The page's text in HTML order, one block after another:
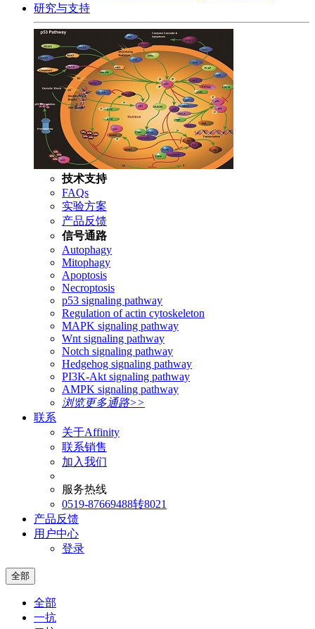
研究与支持
技术支持
FAQs
实验方案
产品反馈
信号通路
Autophagy
Mitophagy
Apoptosis
Necroptosis
p53 signaling pathway
Regulation of actin cytoskeleton
MAPK signaling pathway
Wnt signaling pathway
Notch signaling pathway
Hedgehog signaling pathway
PI3K-Akt signaling pathway
AMPK signaling pathway
浏览更多通路>>
联系
关于Affinity
联系销售
加入我们
服务热线
0519-87669488转8021
产品反馈
用户中心
登录
全部
全部
一抗